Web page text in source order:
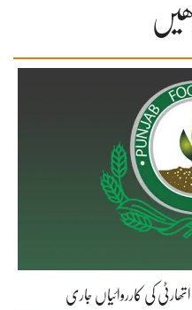
کی کارروائیاں جاری